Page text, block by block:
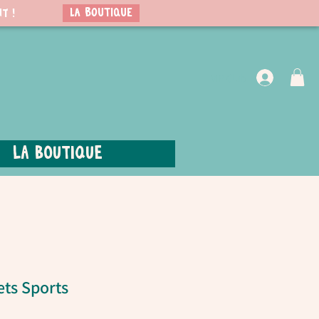
! LA BOUTIQUE
La boutique
Sports